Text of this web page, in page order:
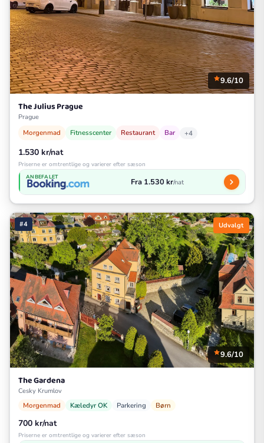
9.6/10
The Julius Prague
Prague
Morgenmad Fitnesscenter Restaurant Bar +4
1.530 kr/nat
Priserne er omtrentlige og varierer efter sæson
ANBEFALET Fra 1.530 kr/nat
#4 Udvalgt
9.6/10
The Gardena
Cesky Krumlov
Morgenmad Kæledyr OK Parkering Børn
700 kr/nat
Priserne er omtrentlige og varierer efter sæson